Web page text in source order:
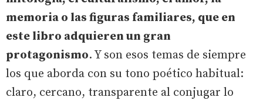
memoria o las figuras familiares, que en
este libro adquieren un gran
protagonismo. Y son esos temas de siempre
los que aborda con su tono poético habitual:
claro, cercano, transparente al conjugar lo